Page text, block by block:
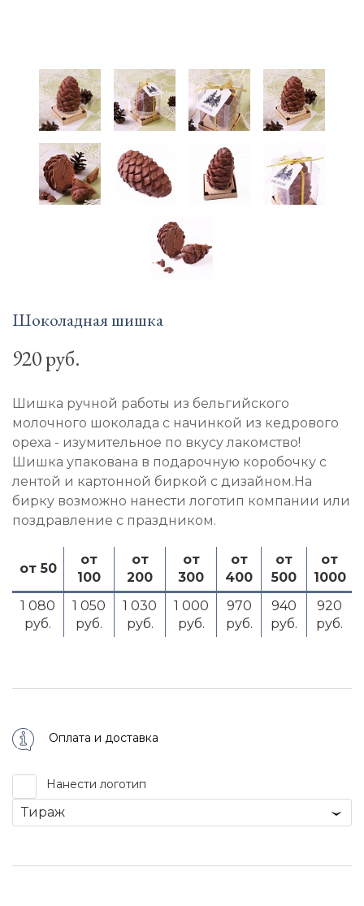
Шоколадная шишка
920 руб.
Шишка ручной работы из бельгийского
молочного шоколада с начинкой из кедрового
ореха - изумительное по вкусу лакомство!
Шишка упакована в подарочную коробочку с
лентой и картонной биркой с дизайном.На
бирку возможно нанести логотип компании или
поздравление с праздником.
от 50
от
100
от
200
от
300
от
400
от
500
от
1000
1 080
руб.
1 050
руб.
1 030
руб.
1 000
руб.
970
руб.
940
руб.
920
руб.
Оплата и доставка
Нанести логотип
Тираж